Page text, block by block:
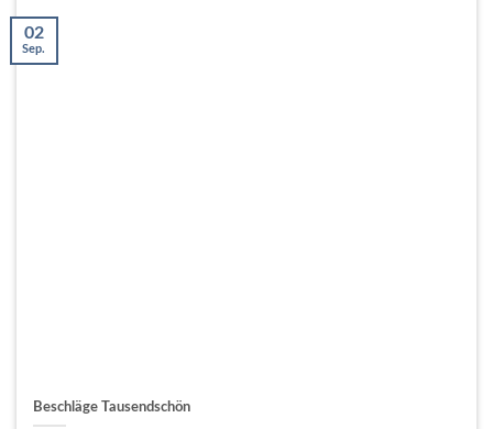
Beschläge Tausendschön
02
Sep.